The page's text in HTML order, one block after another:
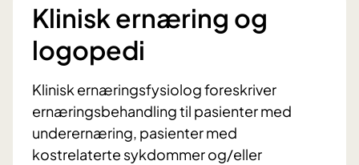
Klinisk ernæring og
logopedi
Klinisk ernæringsfysiolog foreskriver
ernæringsbehandling til pasienter med
underernæring, pasienter med
kostrelaterte sykdommer og/eller